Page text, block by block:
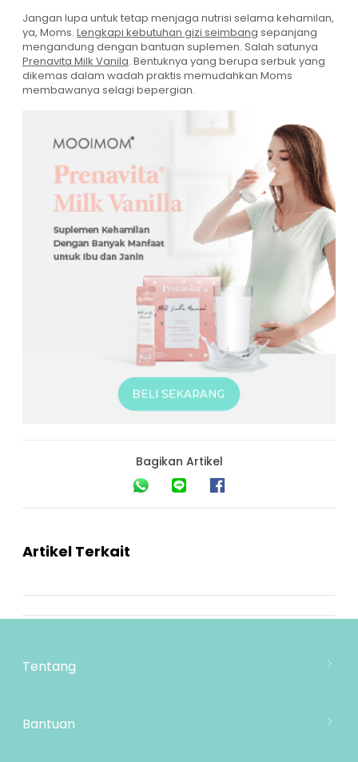
Jangan lupa untuk tetap menjaga nutrisi selama kehamilan,
ya, Moms. Lengkapi kebutuhan gizi seimbang sepanjang
mengandung dengan bantuan suplemen. Salah satunya
Prenavita Milk Vanila. Bentuknya yang berupa serbuk yang
dikemas dalam wadah praktis memudahkan Moms
membawanya selagi bepergian.
Bagikan Artikel
Artikel Terkait
Tentang
Lokasi Toko
Bantuan